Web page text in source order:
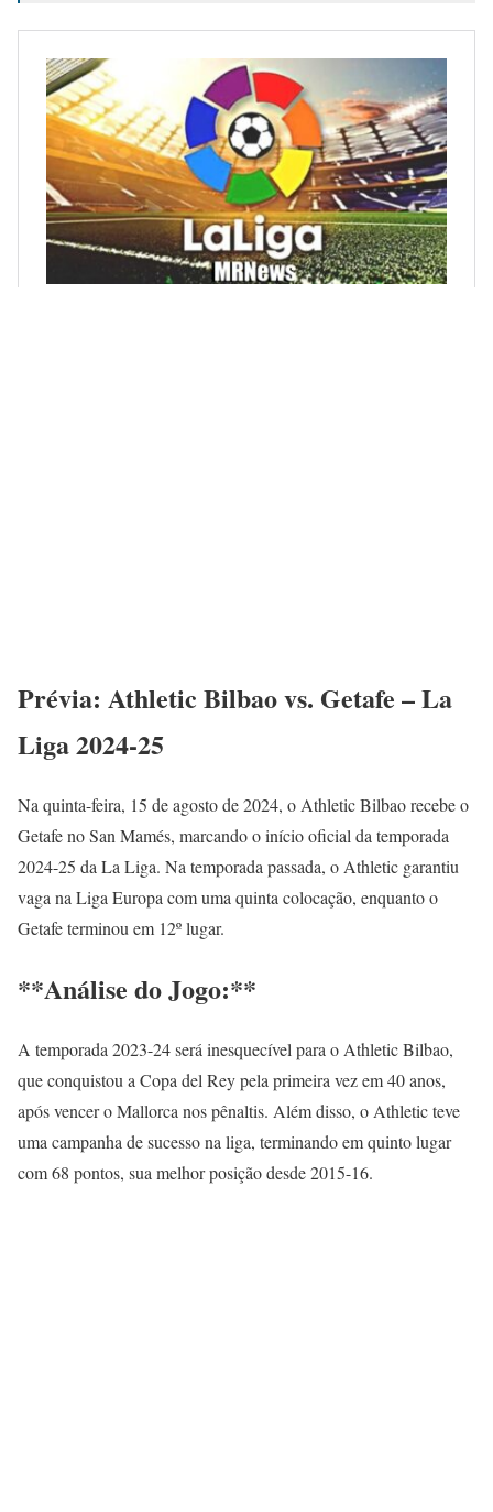
Prévia: Athletic Bilbao vs. Getafe – La
Liga 2024-25
Na quinta-feira, 15 de agosto de 2024, o Athletic Bilbao recebe o
Getafe no San Mamés, marcando o início oficial da temporada
2024-25 da La Liga. Na temporada passada, o Athletic garantiu
vaga na Liga Europa com uma quinta colocação, enquanto o
Getafe terminou em 12º lugar.
**Análise do Jogo:**
A temporada 2023-24 será inesquecível para o Athletic Bilbao,
que conquistou a Copa del Rey pela primeira vez em 40 anos,
após vencer o Mallorca nos pênaltis. Além disso, o Athletic teve
uma campanha de sucesso na liga, terminando em quinto lugar
com 68 pontos, sua melhor posição desde 2015-16.